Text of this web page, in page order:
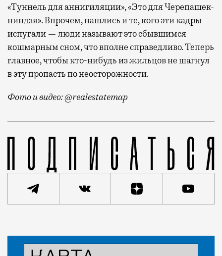
«Туннель для аннигиляции», «Это для Черепашек-
ниндзя». Впрочем, нашлись и те, кого эти кадры
испугали — люди называют это сбывшимся
кошмарным сном, что вполне справедливо. Теперь
главное, чтобы кто-нибудь из жильцов не шагнул
в эту пропасть по неосторожности.
Фото и видео: @realestatemap
Она находится на лоджии его квартиры в
Статья
Город
Леон Алюшин